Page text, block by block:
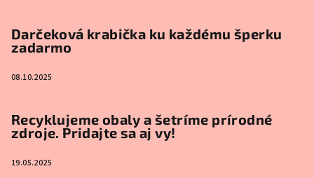
Darčeková krabička ku každému šperku
zadarmo
08.10.2025
Recyklujeme obaly a šetríme prírodné
zdroje. Pridajte sa aj vy!
19.05.2025